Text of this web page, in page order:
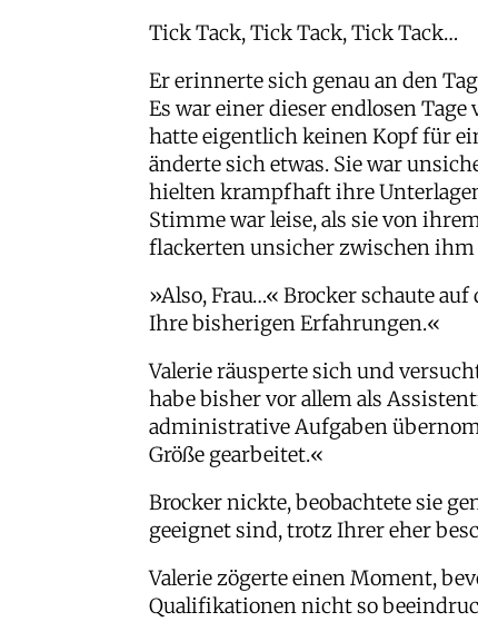
Tick Tack, Tick Tack, Tick Tack…
Er erinnerte sich genau an den
Es war einer dieser endlosen
hatte eigentlich keinen Kopf für
änderte sich etwas. Sie war
hielten krampfhaft ihre
Stimme war leise, als sie von
flackerten unsicher zwischen
»Also, Frau…« Brocker schaute
Ihre bisherigen Erfahrungen.«
Valerie räusperte sich und
habe bisher vor allem als
administrative Aufgaben
Größe gearbeitet.«
Brocker nickte, beobachtete sie
geeignet sind, trotz Ihrer eher
Valerie zögerte einen Moment,
Qualifikationen nicht so